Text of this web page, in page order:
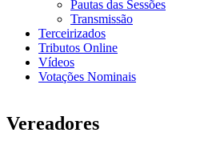
Pautas das Sessões
Transmissão
Terceirizados
Tributos Online
Vídeos
Votações Nominais
Vereadores